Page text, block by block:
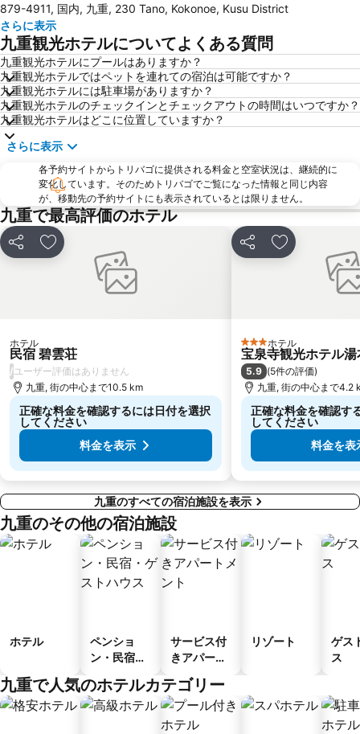
岡城跡
Yufuin
Yufuin
Yusuraume
扇山さくらの園
Yusuraume
一心行公園
879-4911, 国内, 九重, 230 Tano, Kokonoe, Kusu District
さらに表示
九重観光ホテルについてよくある質問
九重観光ホテルにプールはありますか？
九重観光ホテルではペットを連れての宿泊は可能ですか？
九重観光ホテルには駐車場がありますか？
九重観光ホテルのチェックインとチェックアウトの時間はいつですか？
九重観光ホテルはどこに位置していますか？
さらに表示
各予約サイトからトリバゴに提供される料金と空室状況は、継続的に
変化しています。そのためトリバゴでご覧になった情報と同じ内容
が、移動先の予約サイトにも表示されているとは限りません。
九重で最高評価のホテル
シェア お気に入りに追加
ホテル
民宿 碧雲荘
/ユーザー評価はありません
九重, 街の中心まで10.5 km
正確な料金を確認するには日付を選択
してください
料金を表示
シェア お気に入りに
3 ホテルのランク
ホテル
宝泉寺観光ホテル湯
5.9 (5件の評価)
九重, 街の中心まで4.2
正確な料金を確認す
してください
料金を表
九重のすべての宿泊施設を表示
九重のその他の宿泊施設
ホテル
ペンショ
ン・民宿・
ス
サービス付
きアパート
リゾート
ゲス
ス
九重で人気のホテルカテゴリー